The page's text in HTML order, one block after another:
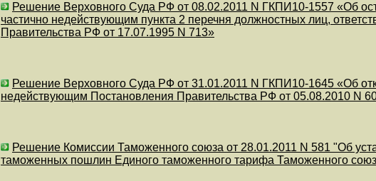
Решение Верховного Суда РФ от 08.02.2011 N ГКПИ10-1557 «Об
частично недействующим пункта 2 перечня должностных лиц,
Правительства РФ от 17.07.1995 N 713»
Решение Верховного Суда РФ от 31.01.2011 N ГКПИ10-1645 «Об
недействующим Постановления Правительства РФ от 05.08.2010 N
Решение Комиссии Таможенного союза от 28.01.2011 N 581 "Об
таможенных пошлин Единого таможенного тарифа Таможенного